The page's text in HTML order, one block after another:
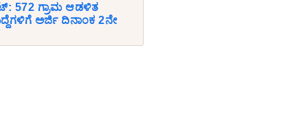
572 ಗ್ರಾಮ ಆಡಳಿತ
ಅರ್ಜಿ ದಿನಾಂಕ 2ನೇ